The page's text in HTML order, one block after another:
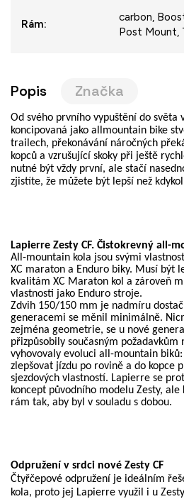
Rám:
carbon,
Post Mount,
Popis Značka
Od svého prvního vypuštění do světa
koncipovaná jako allmountain bike
trailech, překonávání náročných
kopců a vzrušující skoky při ještě
nutné být vždy první, ale stačí
zjistíte, že můžete být lepší než
Lapierre Zesty CF. Čistokrevný all-
All-mountain kola jsou svými
XC maraton a Enduro biky. Musí být
kvalitám XC Maraton kol a zároveň
vlastnosti jako Enduro stroje.
Zdvih 150/150 mm je nadmíru
generacemi se měnil minimálně.
zejména geometrie, se u nové
přizpůsobily současným požadavkům
vyhovovaly evoluci all-mountain biků:
zlepšovat jízdu po rovině a do kopce
sjezdových vlastností. Lapierre se
koncept původního modelu Zesty,
rám tak, aby byl v souladu s dobou.
Odpružení v srdci nové Zesty CF
Čtyřčepové odpružení je ideálním
kola, proto jej Lapierre využil i u Zesty